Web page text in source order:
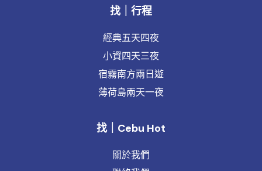
找｜行程
經典五天四夜
小資四天三夜
宿霧南方兩日遊
薄荷島兩天一夜
找｜Cebu Hot
關於我們